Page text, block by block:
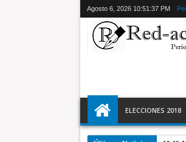
Agosto 6, 2026 10:51:39 PM
ELECCIONES 2018